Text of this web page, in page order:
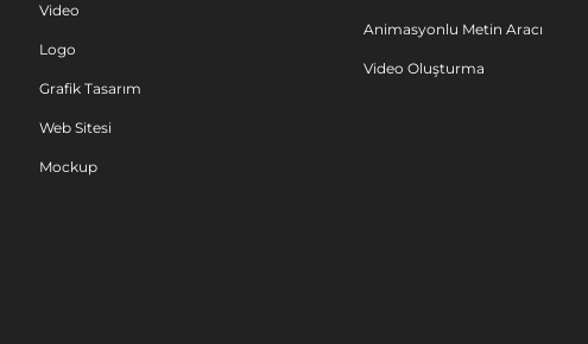
Video
Logo
Grafik Tasarım
Web Sitesi
Mockup
Animasyonlu Metin Aracı
Video Oluşturma